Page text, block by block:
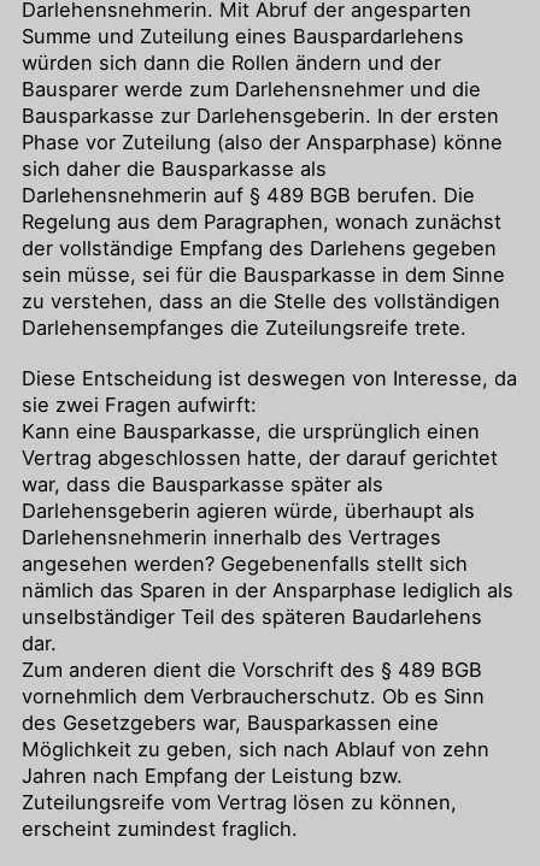
Darlehensnehmerin. Mit Abruf der angesparten
Summe und Zuteilung eines Bauspardarlehens
würden sich dann die Rollen ändern und der
Bausparer werde zum Darlehensnehmer und die
Bausparkasse zur Darlehensgeberin. In der ersten
Phase vor Zuteilung (also der Ansparphase) könne
sich daher die Bausparkasse als
Darlehensnehmerin auf § 489 BGB berufen. Die
Regelung aus dem Paragraphen, wonach zunächst
der vollständige Empfang des Darlehens gegeben
sein müsse, sei für die Bausparkasse in dem Sinne
zu verstehen, dass an die Stelle des vollständigen
Darlehensempfanges die Zuteilungsreife trete.
Diese Entscheidung ist deswegen von Interesse, da
sie zwei Fragen aufwirft:
Kann eine Bausparkasse, die ursprünglich einen
Vertrag abgeschlossen hatte, der darauf gerichtet
war, dass die Bausparkasse später als
Darlehensgeberin agieren würde, überhaupt als
Darlehensnehmerin innerhalb des Vertrages
angesehen werden? Gegebenenfalls stellt sich
nämlich das Sparen in der Ansparphase lediglich als
unselbständiger Teil des späteren Baudarlehens
dar.
Zum anderen dient die Vorschrift des § 489 BGB
vornehmlich dem Verbraucherschutz. Ob es Sinn
des Gesetzgebers war, Bausparkassen eine
Möglichkeit zu geben, sich nach Ablauf von zehn
Jahren nach Empfang der Leistung bzw.
Zuteilungsreife vom Vertrag lösen zu können,
erscheint zumindest fraglich.